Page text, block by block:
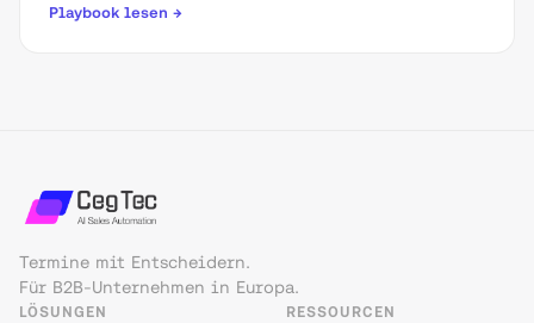
Playbook lesen →
Termine mit Entscheidern.
Für B2B-Unternehmen in Europa.
LÖSUNGEN RESSOURCEN